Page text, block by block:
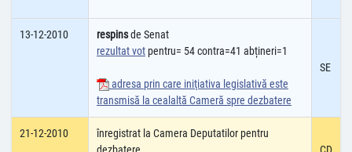
13-12-2010 respinsde Senat
rezultat vot pentru= 54 contra=41 abțineri=1
adresa prin care iniţiativa legislativă este
transmisă la cealaltă Cameră spre dezbatere
SE
21-12-2010
înregistrat la Camera Deputatilor pentru